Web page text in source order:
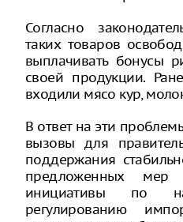
Согласно
таких товаров
выплачивать бонусы
своей продукции.
входили мясо кур,
В ответ на эти
вызовы для
поддержания
предложенных мер
инициативы по
регулированию